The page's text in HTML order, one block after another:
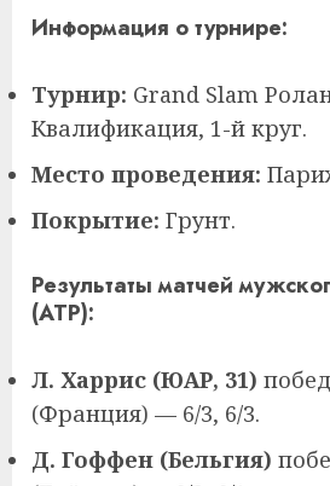
Информация о турнире:
Турнир: Grand Slam
Квалификация, 1-й круг.
Место проведения:
Покрытие: Грунт.
Результаты матчей
(ATP):
Л. Харрис (ЮАР, 31)
(Франция) — 6/3, 6/3.
Д. Гоффен (Бельгия)